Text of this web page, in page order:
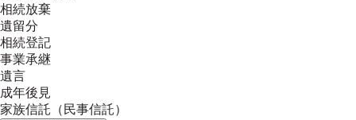
相続放棄
遺留分
相続登記
事業承継
遺言
成年後見
家族信託（民事信託）